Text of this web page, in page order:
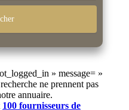
» message= »
ne prennent pas
annuaire.
100 fournisseurs de